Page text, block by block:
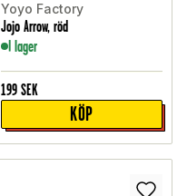
Yoyo Factory
Jojo Arrow, röd
I lager
199 SEK
KÖP